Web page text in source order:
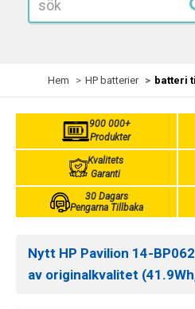
Hem HP batterier batteri
900 000+
Produkter
Kvalitets
Garanti
30 Dagars
Pengarna Tillbaka
Nytt HP Pavilion 14-
av originalkvalitet